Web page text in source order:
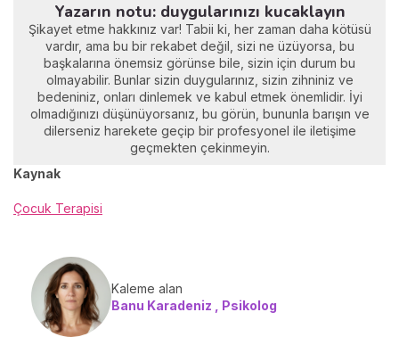
Yazarın notu: duygularınızı kucaklayın
Şikayet etme hakkınız var! Tabii ki, her zaman daha kötüsü
vardır, ama bu bir rekabet değil, sizi ne üzüyorsa, bu
başkalarına önemsiz görünse bile, sizin için durum bu
olmayabilir. Bunlar sizin duygularınız, sizin zihniniz ve
bedeniniz, onları dinlemek ve kabul etmek önemlidir. İyi
olmadığınızı düşünüyorsanız, bu görün, bununla barışın ve
dilerseniz harekete geçip bir profesyonel ile iletişime
geçmekten çekinmeyin.
Kaynak
Çocuk Terapisi
Kaleme alan
Banu Karadeniz , Psikolog